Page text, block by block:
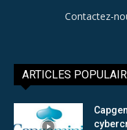
Contactez-
ARTICLES